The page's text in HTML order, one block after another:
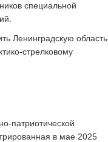
специальной
Ленинградскую область
стрелковому
патриотической
в мае 2025